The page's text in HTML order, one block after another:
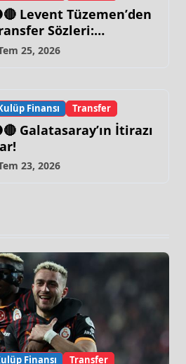
Levent Tüzemen’den
Sözleri:
Zirve
25, 2026
Finansı Transfer
Galatasaray’ın İtirazı
23, 2026
Finansı Transfer